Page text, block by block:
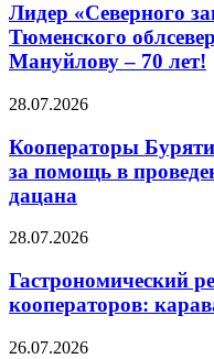
Лидер «Северного
Тюменского
Мануйлову – 70 лет!
28.07.2026
Кооператоры
за помощь в
дацана
28.07.2026
Гастрономический
кооператоров:
26.07.2026